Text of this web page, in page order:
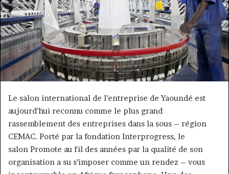
Le salon international de l’entreprise de Yaoundé est
aujourd’hui reconnu comme le plus grand
rassemblement des entreprises dans la sous – région
CEMAC. Porté par la fondation Interprogress, le
salon Promote au fil des années par la qualité de son
organisation a su s’imposer comme un rendez – vous